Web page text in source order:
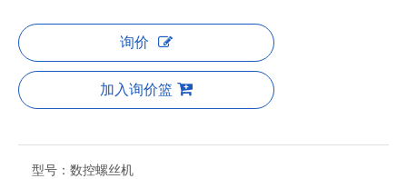
询价
加入询价篮
型号： 数控螺丝机